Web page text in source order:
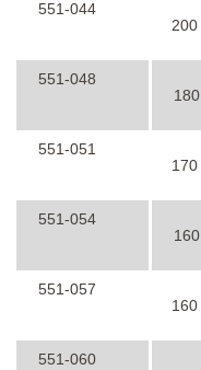
551-044
200
551-048
180
551-051
170
551-054
160
551-057
160
551-060